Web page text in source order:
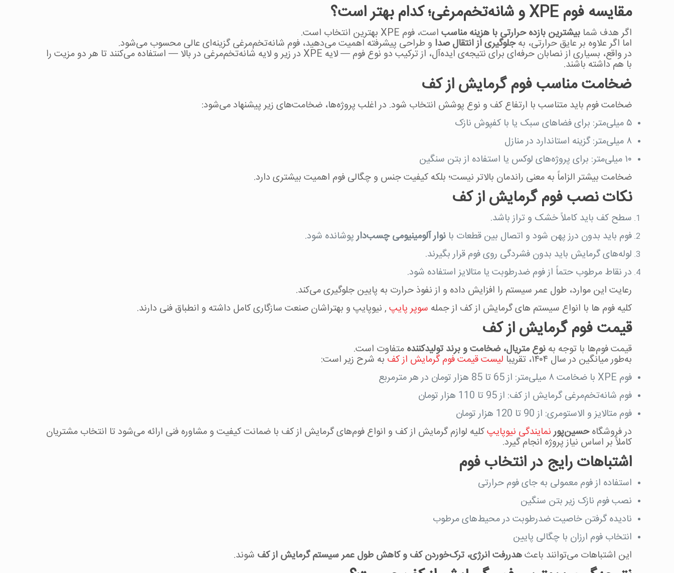
مقایسه فوم XPE و شانه‌تخم‌مرغی؛ کدام بهتر است؟
اگر هدف شما بیشترین بازده حرارتی با هزینه مناسب است، فوم XPE بهترین انتخاب است.
اما اگر علاوه بر عایق حرارتی، بهجلوگیری از انتقال صدا و طراحی پیشرفته اهمیت می‌دهید، فوم شانه‌تخم‌مرغی گزینه‌ای عالی محسوب می‌شود.
در واقع، بسیاری از نصابان حرفه‌ای برای نتیجه‌ی ایده‌آل، از ترکیب دو نوع فوم — لایه XPE در زیر و لایه شانه‌تخم‌مرغی در بالا — استفاده می‌کنند تا هر دو مزیت را
با هم داشته باشند.
ضخامت مناسب فوم گرمایش از کف
ضخامت فوم باید متناسب با ارتفاع کف و نوع پوشش انتخاب شود. در اغلب پروژه‌ها، ضخامت‌های زیر پیشنهاد می‌شود:
۵ میلی‌متر: برای فضاهای سبک یا با کفپوش نازک
۸ میلی‌متر: گزینه استاندارد در منازل
۱۰ میلی‌متر: برای پروژه‌های لوکس یا استفاده از بتن سنگین
ضخامت بیشتر الزاماً به معنی راندمان بالاتر نیست؛ بلکه کیفیت جنس و چگالی فوم اهمیت بیشتری دارد.
نکات نصب فوم گرمایش از کف
سطح کف باید کاملاً خشک و تراز باشد.
فوم باید بدون درز پهن شود و اتصال بین قطعات با نوار آلومینیومی چسب‌دارپوشانده شود.
لوله‌های گرمایش باید بدون فشردگی روی فوم قرار بگیرند.
در نقاط مرطوب حتماً از فوم ضد‌رطوبت یا متالایز استفاده شود.
رعایت این موارد، طول عمر سیستم را افزایش داده و از نفوذ حرارت به پایین جلوگیری می‌کند.
کلیه فوم ها با انواع سیستم های گرمایش از کف از جمله سوپر پایپ , نیوپایپ و بهتراشان صنعت سازگاری کامل داشته و انطباق فنی دارند.
قیمت فوم گرمایش از کف
قیمت فوم‌ها با توجه به نوع متریال، ضخامت و برند تولیدکننده متفاوت است.
به‌طور میانگین در سال ۱۴۰۴، تقریبا لیست قیمت فوم گرمایش از کف به‌ شرح زیر است:
فوم XPE با ضخامت ۸ میلی‌متر: از 65 تا 85 هزار تومان در هر مترمربع
فوم شانه‌تخم‌مرغی گرمایش از کف: از 95 تا 110 هزار تومان
فوم متالایز و الاستومری: از 90 تا 120 هزار تومان
در فروشگاهحسین‌پور نمایندگی نیوپایپکلیه لوازم گرمایش از کف و انواع فوم‌های گرمایش از کف با ضمانت کیفیت و مشاوره فنی ارائه می‌شود تا انتخاب مشتریان
کاملاً بر اساس نیاز پروژه انجام گیرد.
اشتباهات رایج در انتخاب فوم
استفاده از فوم معمولی به جای فوم حرارتی
نصب فوم نازک زیر بتن سنگین
نادیده گرفتن خاصیت ضد‌رطوبت در محیط‌های مرطوب
انتخاب فوم ارزان با چگالی پایین
این اشتباهات می‌توانند باعثهدررفت انرژی، ترک‌خوردن کف و کاهش طول عمر سیستم گرمایش از کف شوند.